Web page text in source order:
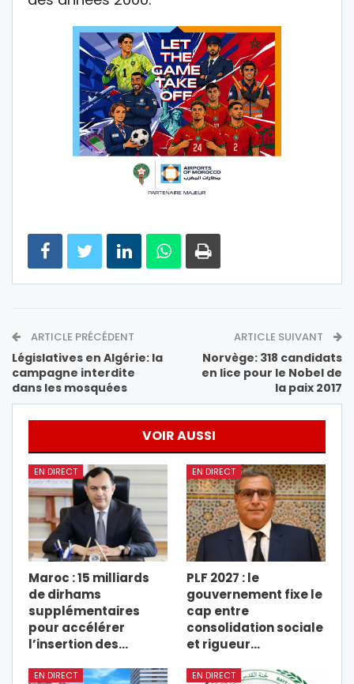
ARTICLE PRÉCÉDENT
Législatives en Algérie: la
campagne interdite
dans les mosquées
ARTICLE SUIVANT
Norvège: 318 candidats
en lice pour le Nobel de
la paix 2017
VOIR AUSSI
EN DIRECT
Maroc : 15 milliards
de dirhams
supplémentaires
pour accélérer
l’insertion des…
EN DIRECT
PLF 2027 : le
gouvernement fixe le
cap entre
consolidation sociale
et rigueur…
EN DIRECT EN DIRECT